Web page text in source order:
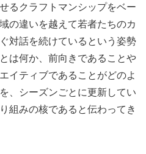
るクラフトマンシップをベー
の違いを越えて若者たちのカ
対話を続けているという姿勢
は何か、前向きであることや
イティブであることがどのよ
、シーズンごとに更新してい
組みの核であると伝わってき